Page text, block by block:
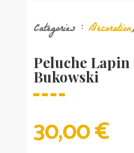
Catégories : Décoration,
Peluche
Bukowski
30,00€